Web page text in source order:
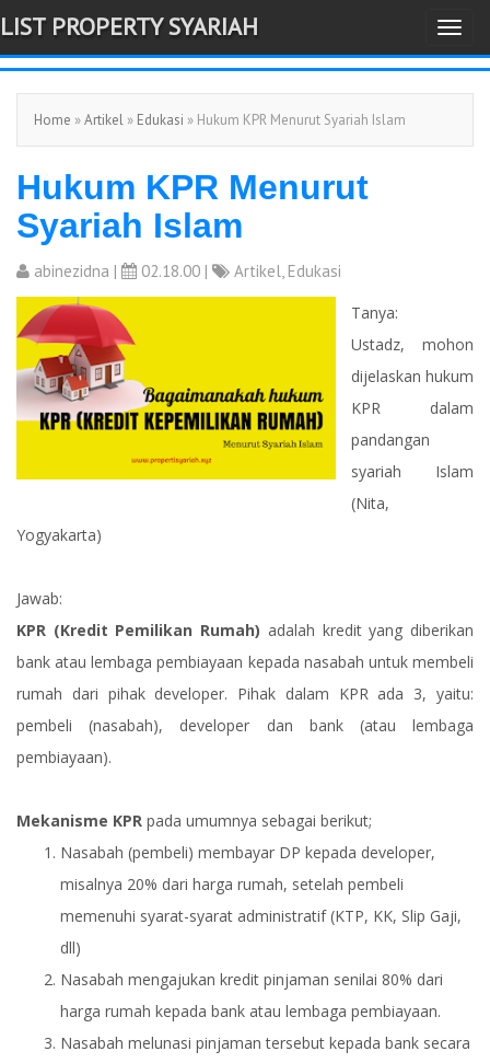
-->
T
o
g
l
t
i
n
LIST PROPERTY SYARIAH
Home »Artikel » Edukasi » Hukum KPR Menurut Syariah Islam
Hukum KPR Menurut
Syariah Islam
abinezidna | 02.18.00 | Artikel, Edukasi
Tanya:
Ustadz, mohon
dijelaskan hukum
KPR dalam
pandangan
syariah Islam
(Nita,
Yogyakarta)
Jawab:
KPR (Kredit Pemilikan Rumah) adalah kredit yang diberikan
bank atau lembaga pembiayaan kepada nasabah untuk membeli
rumah dari pihak developer. Pihak dalam KPR ada 3, yaitu:
pembeli (nasabah), developer dan bank (atau lembaga
pembiayaan).
Mekanisme KPR pada umumnya sebagai berikut;
Nasabah (pembeli) membayar DP kepada developer,
misalnya 20% dari harga rumah, setelah pembeli
memenuhi syarat-syarat administratif (KTP, KK, Slip Gaji,
dll)
Nasabah mengajukan kredit pinjaman senilai 80% dari
harga rumah kepada bank atau lembaga pembiayaan.
Nasabah melunasi pinjaman tersebut kepada bank secara